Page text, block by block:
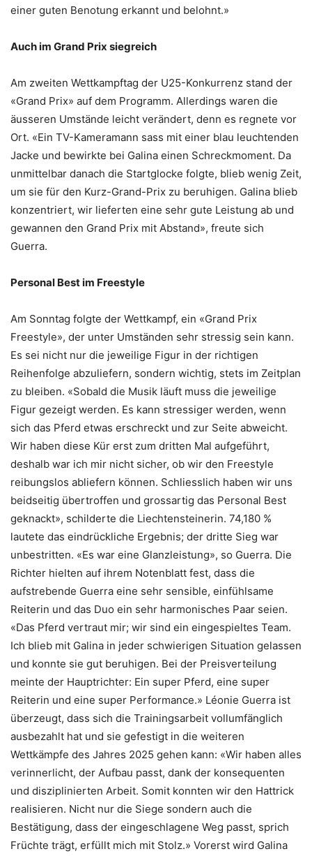
einer guten Benotung erkannt und belohnt.»
Auch im Grand Prix siegreich
Am zweiten Wettkampftag der U25-Konkurrenz stand der
«Grand Prix» auf dem Programm. Allerdings waren die
äusseren Umstände leicht verändert, denn es regnete vor
Ort. «Ein TV-Kameramann sass mit einer blau leuchtenden
Jacke und bewirkte bei Galina einen Schreckmoment. Da
unmittelbar danach die Startglocke folgte, blieb wenig Zeit,
um sie für den Kurz-Grand-Prix zu beruhigen. Galina blieb
konzentriert, wir lieferten eine sehr gute Leistung ab und
gewannen den Grand Prix mit Abstand», freute sich
Guerra.
Personal Best im Freestyle
Am Sonntag folgte der Wettkampf, ein «Grand Prix
Freestyle», der unter Umständen sehr stressig sein kann.
Es sei nicht nur die jeweilige Figur in der richtigen
Reihenfolge abzuliefern, sondern wichtig, stets im Zeitplan
zu bleiben. «Sobald die Musik läuft muss die jeweilige
Figur gezeigt werden. Es kann stressiger werden, wenn
sich das Pferd etwas erschreckt und zur Seite abweicht.
Wir haben diese Kür erst zum dritten Mal aufgeführt,
deshalb war ich mir nicht sicher, ob wir den Freestyle
reibungslos abliefern können. Schliesslich haben wir uns
beidseitig übertroffen und grossartig das Personal Best
geknackt», schilderte die Liechtensteinerin. 74,180 %
lautete das eindrückliche Ergebnis; der dritte Sieg war
unbestritten. «Es war eine Glanzleistung», so Guerra. Die
Richter hielten auf ihrem Notenblatt fest, dass die
aufstrebende Guerra eine sehr sensible, einfühlsame
Reiterin und das Duo ein sehr harmonisches Paar seien.
«Das Pferd vertraut mir; wir sind ein eingespieltes Team.
Ich blieb mit Galina in jeder schwierigen Situation gelassen
und konnte sie gut beruhigen. Bei der Preisverteilung
meinte der Hauptrichter: Ein super Pferd, eine super
Reiterin und eine super Performance.» Léonie Guerra ist
überzeugt, dass sich die Trainingsarbeit vollumfänglich
ausbezahlt hat und sie gefestigt in die weiteren
Wettkämpfe des Jahres 2025 gehen kann: «Wir haben alles
verinnerlicht, der Aufbau passt, dank der konsequenten
und disziplinierten Arbeit. Somit konnten wir den Hattrick
realisieren. Nicht nur die Siege sondern auch die
Bestätigung, dass der eingeschlagene Weg passt, sprich
Früchte trägt, erfüllt mich mit Stolz.» Vorerst wird Galina